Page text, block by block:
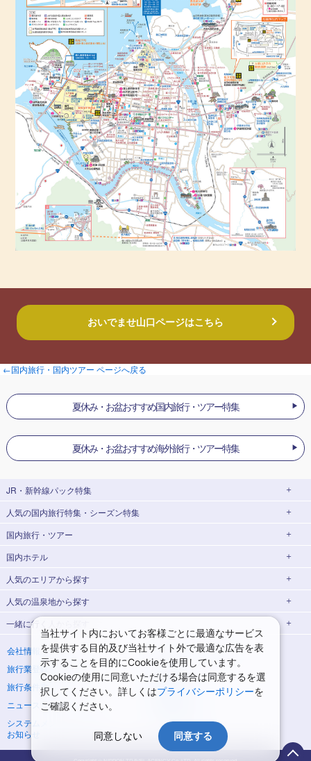
おいでませ山口ページはこちら
←国内旅行・国内ツアー ページへ戻る
夏休み・お盆おすすめ国内旅行・ツアー特集
夏休み・お盆おすすめ海外旅行・ツアー特集
JR・新幹線パック特集
JR・新幹線＋ホテルパック
出張パック
人気の国内旅行特集・シーズン特集
東京ディズニーリゾート®への旅
ユニバーサル・スタジオ・ジャパン(USJ)
桜・お花見特集 ゴールデンウィーク(GW)の旅行
夏休み・お盆休み旅行 シルバーウィーク旅行
冬休み旅行 紅葉旅行
クリスマスの旅行 年末年始・お正月の旅行
7月の旅行
9月の旅行 10月の旅行
11月の旅行 1月の旅行
国内旅行・ツアー
北海道旅行・ツアー
東北旅行・ツアー
青森旅行・ツアー
宮城旅行・ツアー
山形旅行・ツアー 福島旅行・ツアー
関東旅行・ツアー
東京旅行・ツアー 神奈川旅行・ツアー
茨城旅行・ツアー 栃木旅行・ツアー
国内ホテル
北海道ホテル・旅館
青森ホテル・旅館 岩手ホテル・旅館
宮城ホテル・旅館 秋田ホテル・旅館
山形ホテル・旅館 福島ホテル・旅館
東京ホテル・旅館 神奈川ホテル・旅館
人気のエリアから探す
函館旅行
仙台旅行
小笠原旅行 大島旅行
人気の温泉地から探す
北海道
湯の川温泉(北海道) 定山渓温泉(北海道)
十勝川温泉(北海道) 阿寒湖温泉(北海道)
洞爺湖温泉(北海道) 川湯温泉(北海道)
東北
一緒に行く人
一人旅 国内版 家族・子連れ旅行 国内版
カップル・夫婦旅行 国内版 女子旅 国内版
卒業旅行・学生旅行 国内版
会社情報
プライバシーポリシー
旅行業登録票・約款
規約集
旅行条件書
商標について
ニュースリリース
システムメンテナンスの
お知らせ
サイトマップ
当社サイト内においてお客様ごとに最適なサービス
を提供する目的及び当社サイト外で最適な広告を表
示することを目的にCookieを使用しています。
Cookieの使用に同意いただける場合は同意するを選
択してください。詳しくはプライバシーポリシーを
ご確認ください。
同意しない 同意する